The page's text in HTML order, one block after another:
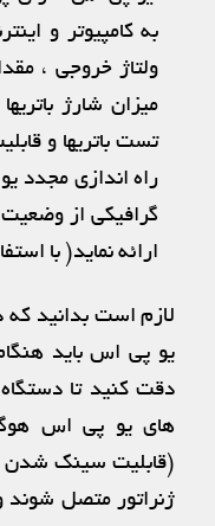
به كامپیوتر و
ولتاژ خروجی ،
تست باتریها و
راه اندازی مجدد
گرافیکی از وضعیت
ارائه نماید( با
لازم است بدانید که
یو پی اس باید
دقت کنید تا
های یو پی اس
(قابلیت سینک شدن
ژنراتور متصل شوند